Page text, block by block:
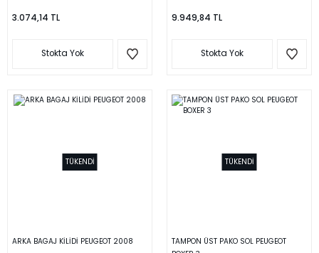
3.074,14 TL
Stokta Yok
9.949,84 TL
Stokta Yok
TÜKENDİ
ARKA BAGAJ KİLİDİ PEUGEOT 2008
TÜKENDİ
TAMPON ÜST PAKO SOL PEUGEOT